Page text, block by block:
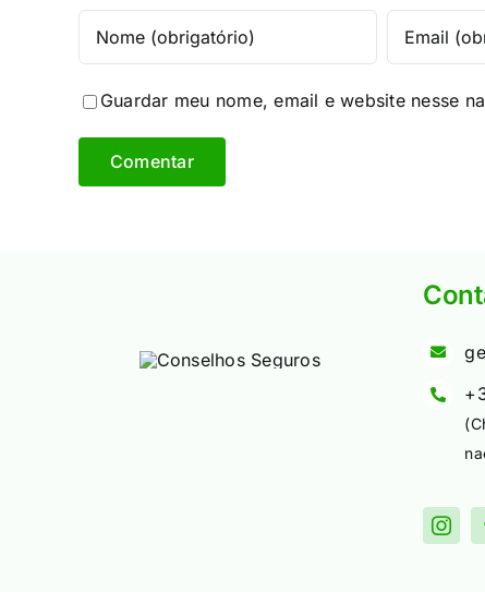
Guardar meu nome, email e website nesse